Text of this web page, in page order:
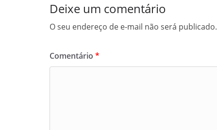
Deixe um comentário
O seu endereço de e-mail não será publicado.
Comentário *